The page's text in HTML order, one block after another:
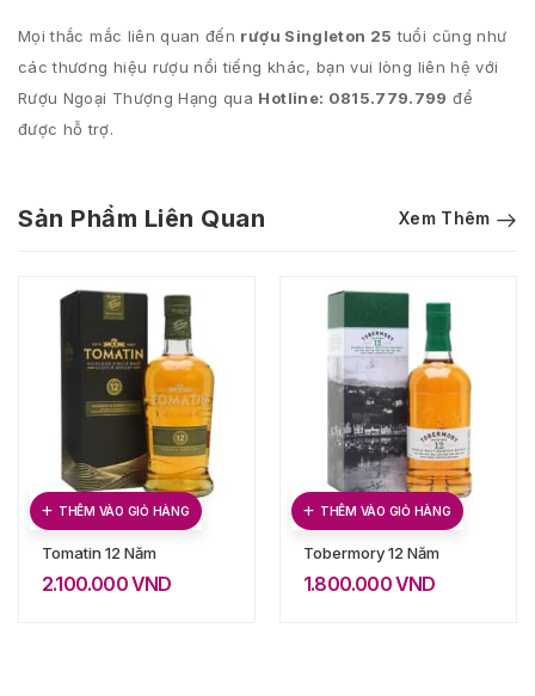
Mọi thắc mắc liên quan đến rượu Singleton 25 tuổi cũng như
các thương hiệu rượu nổi tiếng khác, bạn vui lòng liên hệ với
Rượu Ngoại Thượng Hạng qua Hotline: 0815.779.799 để
được hỗ trợ.
Sản Phẩm Liên Quan Xem Thêm
THÊM VÀO GIỎ HÀNG
Tomatin 12 Năm
2.100.000VND
THÊM VÀO GIỎ HÀNG
Tobermory 12 Năm
1.800.000VND